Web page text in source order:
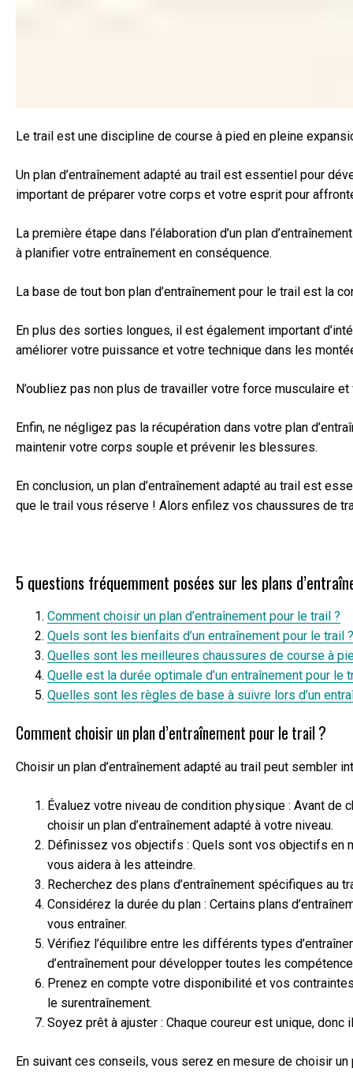
Le trail est une discipline de course à pied en pleine
Un plan d’entraînement adapté au trail est essentiel pour
important de préparer votre corps et votre esprit pour
La première étape dans l’élaboration d’un plan
à planifier votre entraînement en conséquence.
La base de tout bon plan d’entraînement pour le trail est la
En plus des sorties longues, il est également important
améliorer votre puissance et votre technique dans les
N’oubliez pas non plus de travailler votre force musculaire
Enfin, ne négligez pas la récupération dans votre plan
maintenir votre corps souple et prévenir les blessures.
En conclusion, un plan d’entraînement adapté au trail est
que le trail vous réserve ! Alors enfilez vos chaussures de
5 questions fréquemment posées sur les plans
Comment choisir un plan d’entraînement pour le trail ?
Quels sont les bienfaits d’un entraînement pour le trail ?
Quelles sont les meilleures chaussures de course à
Quelle est la durée optimale d’un entraînement pour le
Quelles sont les règles de base à suivre lors d’un
Comment choisir un plan d’entraînement pour le trail ?
Choisir un plan d’entraînement adapté au trail peut
Évaluez votre niveau de condition physique : Avant
choisir un plan d’entraînement adapté à votre niveau.
Définissez vos objectifs : Quels sont vos objectifs en
vous aidera à les atteindre.
Recherchez des plans d’entraînement spécifiques
Considérez la durée du plan : Certains plans
vous entraîner.
Vérifiez l’équilibre entre les différents types
d’entraînement pour développer toutes les
Prenez en compte votre disponibilité et vos
le surentraînement.
Soyez prêt à ajuster : Chaque coureur est unique,
En suivant ces conseils, vous serez en mesure de choisir